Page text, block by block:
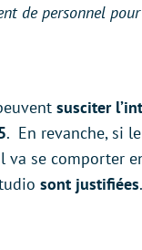
de personnel
susciter
. En revanche, si
se comporter
sont justifiées.